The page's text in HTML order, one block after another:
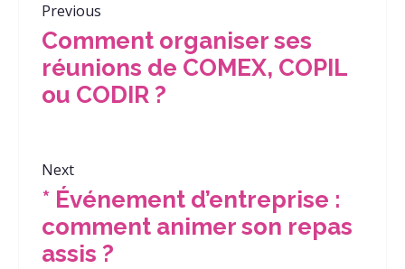
Previous
Comment organiser ses
réunions de COMEX, COPIL
ou CODIR ?
Next
* Événement d’entreprise :
comment animer son repas
assis ?